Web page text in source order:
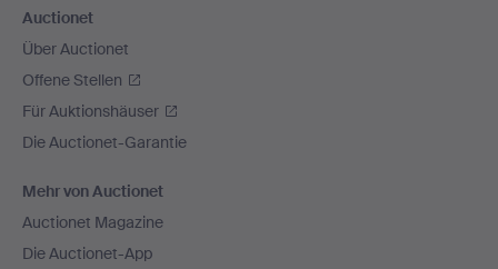
Auctionet
Über Auctionet
Offene Stellen
Für Auktionshäuser
Die Auctionet-Garantie
Mehr von Auctionet
Auctionet Magazine
Die Auctionet-App